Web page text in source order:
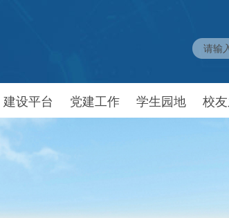
建设平台 党建工作 学生园地 校